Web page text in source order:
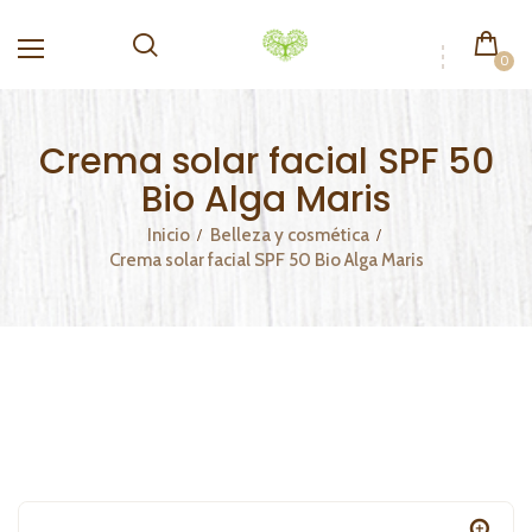
0
Crema solar facial SPF 50
Bio Alga Maris
Inicio
Belleza y cosmética
Crema solar facial SPF 50 Bio Alga Maris